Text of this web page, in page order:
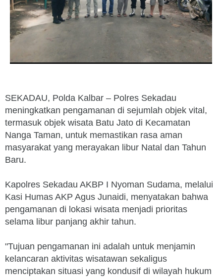
SEKADAU, Polda Kalbar – Polres Sekadau
meningkatkan pengamanan di sejumlah objek vital,
termasuk objek wisata Batu Jato di Kecamatan
Nanga Taman, untuk memastikan rasa aman
masyarakat yang merayakan libur Natal dan Tahun
Baru.
Kapolres Sekadau AKBP I Nyoman Sudama, melalui
Kasi Humas AKP Agus Junaidi, menyatakan bahwa
pengamanan di lokasi wisata menjadi prioritas
selama libur panjang akhir tahun.
"Tujuan pengamanan ini adalah untuk menjamin
kelancaran aktivitas wisatawan sekaligus
menciptakan situasi yang kondusif di wilayah hukum